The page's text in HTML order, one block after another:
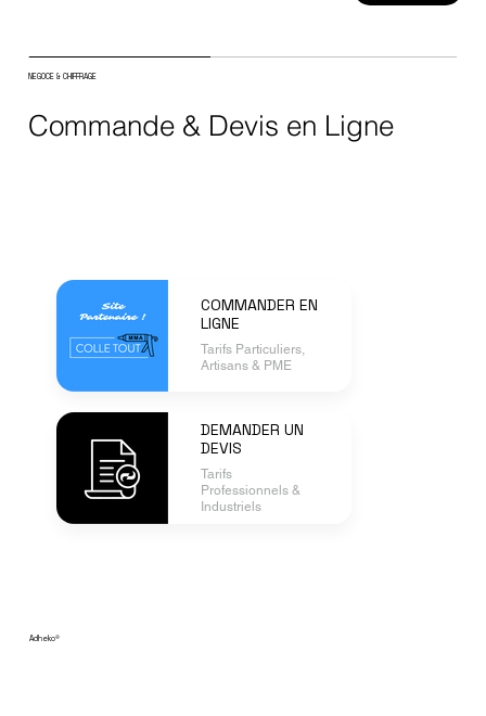
COMMANDER EN
LIGNE
Tarifs Particuliers,
Artisans & PME
DEMANDER UN
DEVIS
Tarifs
Professionnels &
Industriels
Commande & Devis en Ligne
NEGOCE & CHIFFRAGE
Adheko®